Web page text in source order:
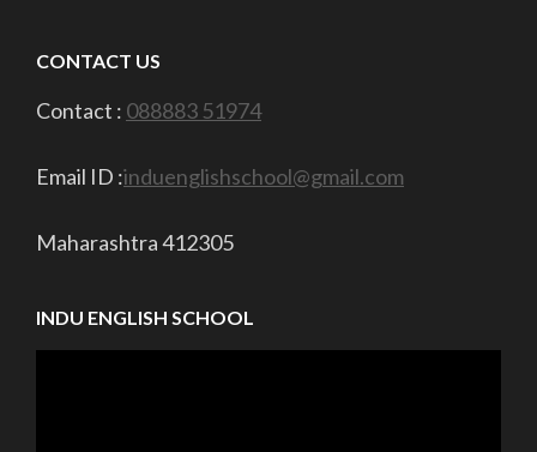
CONTACT US
Contact : 088883 51974
Email ID :induenglishschool@gmail.com
Maharashtra 412305
INDU ENGLISH SCHOOL